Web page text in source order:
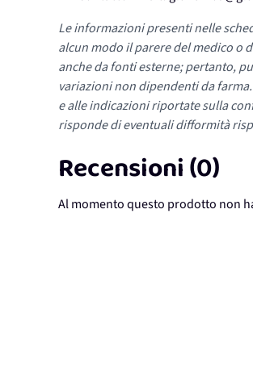
Le informazioni presenti nelle
alcun modo il parere del medico o
anche da fonti esterne; pertanto,
variazioni non dipendenti da
e alle indicazioni riportate sulla
risponde di eventuali difformità
Recensioni (0)
Al momento questo prodotto non